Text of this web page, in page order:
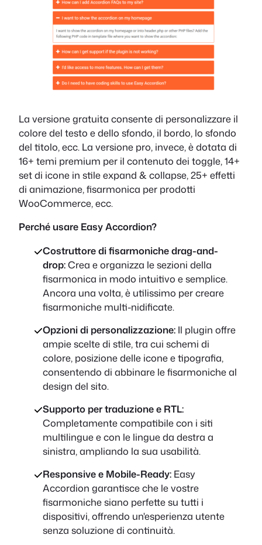
La versione gratuita consente di personalizzare il
colore del testo e dello sfondo, il bordo, lo sfondo
del titolo, ecc. La versione pro, invece, è dotata di
16+ temi premium per il contenuto dei toggle, 14+
set di icone in stile expand & collapse, 25+ effetti
di animazione, fisarmonica per prodotti
WooCommerce, ecc.
Perché usare Easy Accordion?
Costruttore di fisarmoniche drag-and-
drop:Crea e organizza le sezioni della
fisarmonica in modo intuitivo e semplice.
Ancora una volta, è utilissimo per creare
fisarmoniche multi-nidificate.
Opzioni di personalizzazione:Il plugin offre
ampie scelte di stile, tra cui schemi di
colore, posizione delle icone e tipografia,
consentendo di abbinare le fisarmoniche al
design del sito.
Supporto per traduzione e RTL:
Completamente compatibile con i siti
multilingue e con le lingue da destra a
sinistra, ampliando la sua usabilità.
Responsive e Mobile-Ready:Easy
Accordion garantisce che le vostre
fisarmoniche siano perfette su tutti i
dispositivi, offrendo un'esperienza utente
senza soluzione di continuità.